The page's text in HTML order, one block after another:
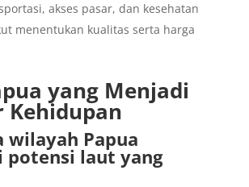
akses pasar, dan kesehatan
menentukan kualitas serta harga
yang Menjadi
Kehidupan
wilayah Papua
laut yang